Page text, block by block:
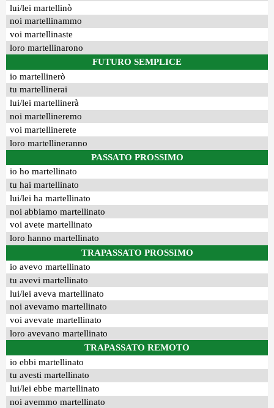
lui/lei martellinò
noi martellinammo
voi martellinaste
loro martellinarono
FUTURO SEMPLICE
io martellinerò
tu martellinerai
lui/lei martellinerà
noi martellineremo
voi martellinerete
loro martellineranno
PASSATO PROSSIMO
io ho martellinato
tu hai martellinato
lui/lei ha martellinato
noi abbiamo martellinato
voi avete martellinato
loro hanno martellinato
TRAPASSATO PROSSIMO
io avevo martellinato
tu avevi martellinato
lui/lei aveva martellinato
noi avevamo martellinato
voi avevate martellinato
loro avevano martellinato
TRAPASSATO REMOTO
io ebbi martellinato
tu avesti martellinato
lui/lei ebbe martellinato
noi avemmo martellinato